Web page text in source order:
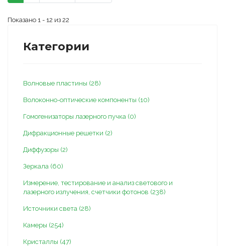
Показано 1 - 12 из 22
Категории
Волновые пластины (28)
Волоконно-оптические компоненты (10)
Гомогенизаторы лазерного пучка (0)
Дифракционные решетки (2)
Диффузоры (2)
Зеркала (60)
Измерение, тестирование и анализ светового и
лазерного излучения, счетчики фотонов (238)
Источники света (28)
Камеры (254)
Кристаллы (47)